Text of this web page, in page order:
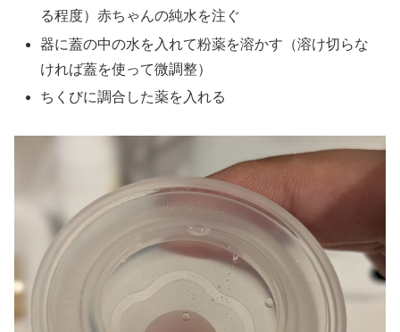
る程度）赤ちゃんの純水を注ぐ
器に蓋の中の水を入れて粉薬を溶かす（溶け切らな
ければ蓋を使って微調整）
ちくびに調合した薬を入れる